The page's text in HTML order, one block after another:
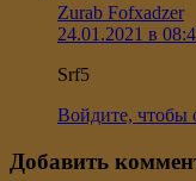
Zurab Fofxadzer
24.01.2021 в
Srf5
Войдите, чтобы
Добавить